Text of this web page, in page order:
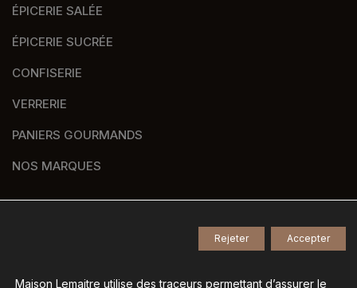
ÉPICERIE SALÉE
ÉPICERIE SUCRÉE
CONFISERIE
VERRERIE
PANIERS GOURMANDS
NOS MARQUES
Tous droits réservés -
Mentions légales-
Maison Lemaitre utilise des traceurs permettant d’assurer le
Accepter
Rejeter